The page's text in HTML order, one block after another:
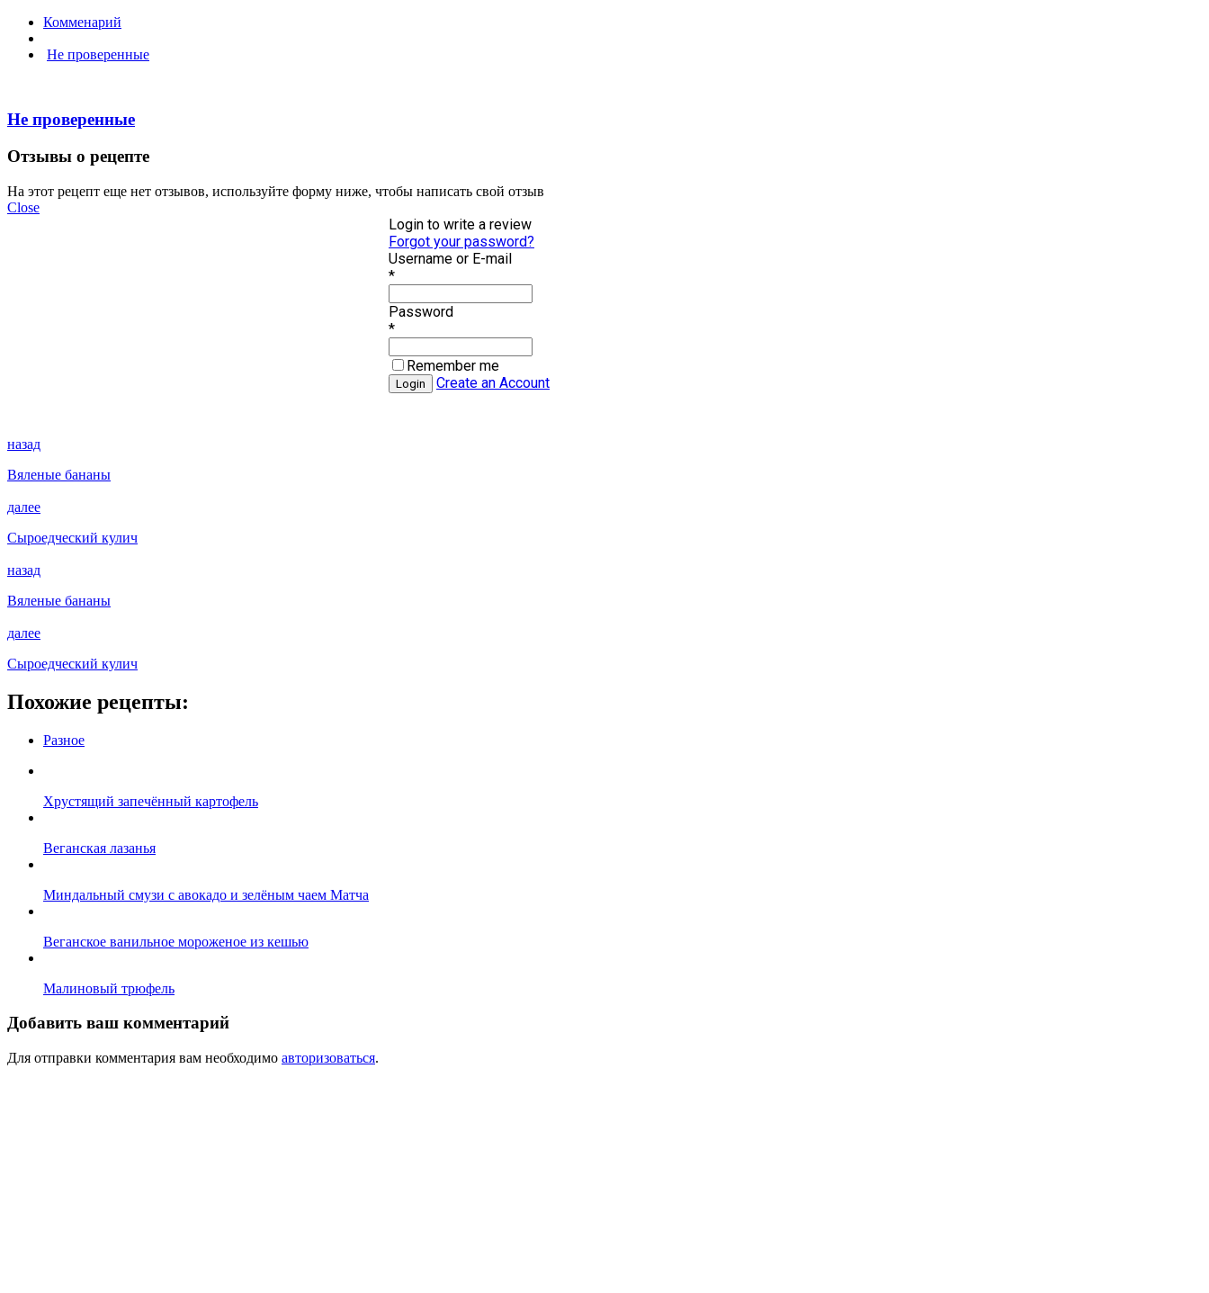
Комменарий
Не проверенные
Не проверенные
Отзывы о рецепте
На этот рецепт еще нет отзывов, используйте форму ниже, чтобы написать свой отзыв
Close
Login to write a review
Forgot your password?
Username or E-mail
*
Password
*
Remember me
Create an Account
назад
Вяленые бананы
далее
Сыроедческий кулич
назад
Вяленые бананы
далее
Сыроедческий кулич
Похожие рецепты:
Разное
Хрустящий запечённый картофель
Веганская лазанья
Миндальный смузи с авокадо и зелёным чаем Матча
Веганское ванильное мороженое из кешью
Малиновый трюфель
Добавить ваш комментарий
Для отправки комментария вам необходимо авторизоваться.